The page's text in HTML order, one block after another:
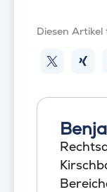
Diesen Artikel